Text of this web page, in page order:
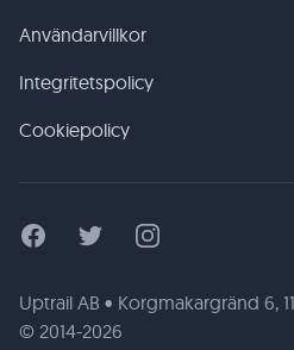
Användarvillkor
Integritetspolicy
Cookiepolicy
FacebookTwitter Instagram
Uptrail AB • Korgmakargränd 6,
© 2014-2026